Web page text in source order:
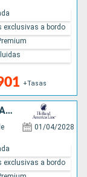
+Tasas
exclusivas a bordo
REINO UNIDO, PAISES BAJOS, BÉLGICA, ESTADOS UNIDOS, FRANCIA
01/04/2028
exclusivas a bordo